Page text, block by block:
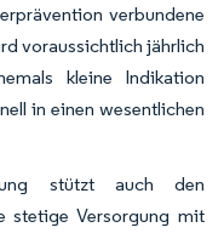
verbundene
voraussichtlich jährlich
kleine Indikation
in einen wesentlichen
stützt auch den
stetige Versorgung mit